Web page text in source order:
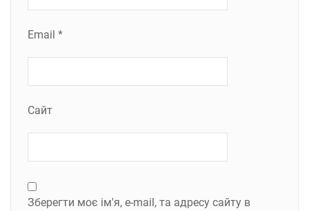
Email *
Сайт
Зберегти моє ім'я, e-mail, та адресу сайту в